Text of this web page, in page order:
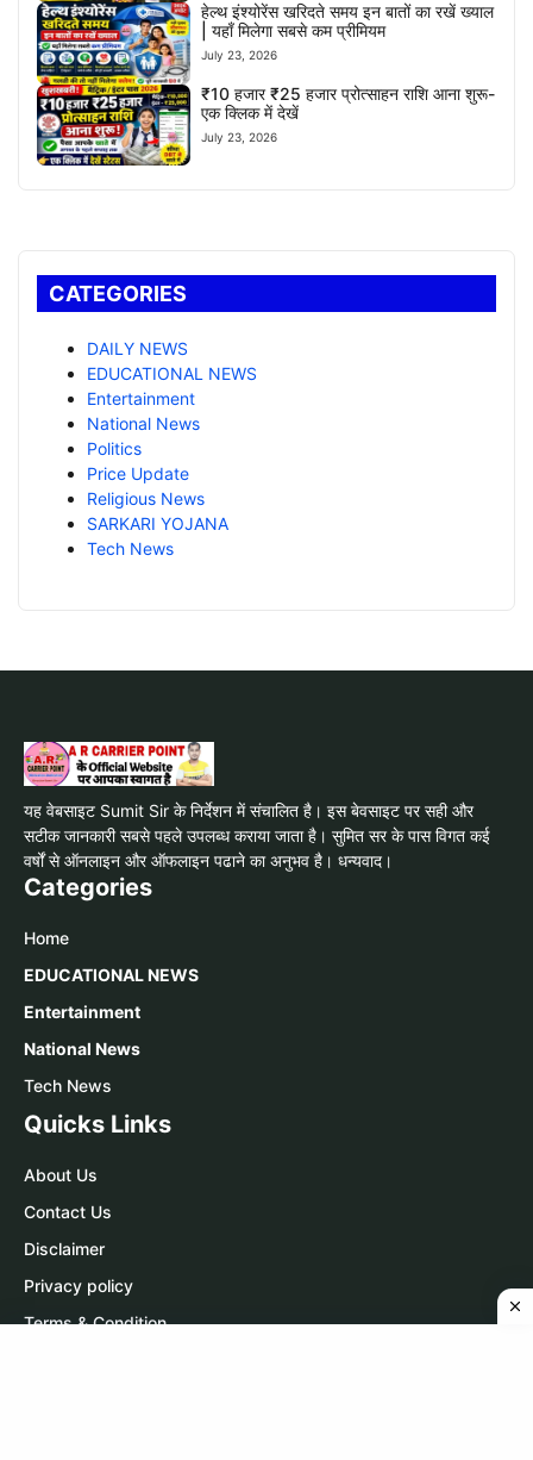
हेल्थ इंश्योरेंस खरिदते समय इन बातों का रखें ख्याल
| यहाँ मिलेगा सबसे कम प्रीमियम
July 23, 2026
₹10 हजार ₹25 हजार प्रोत्साहन राशि आना शुरू-
एक क्लिक में देखें
July 23, 2026
CATEGORIES
DAILY NEWS
EDUCATIONAL NEWS
Entertainment
National News
Politics
Price Update
Religious News
SARKARI YOJANA
Tech News
यह वेबसाइट Sumit Sir के निर्देशन में संचालित है। इस बेवसाइट पर सही और
सटीक जानकारी सबसे पहले उपलब्ध कराया जाता है। सुमित सर के पास विगत कई
वर्षों से ऑनलाइन और ऑफलाइन पढाने का अनुभव है। धन्यवाद।
Categories
Home
EDUCATIONAL NEWS
Entertainment
National News
Tech News
Quicks Links
About Us
Contact Us
Disclaimer
Privacy policy
Terms & Condition